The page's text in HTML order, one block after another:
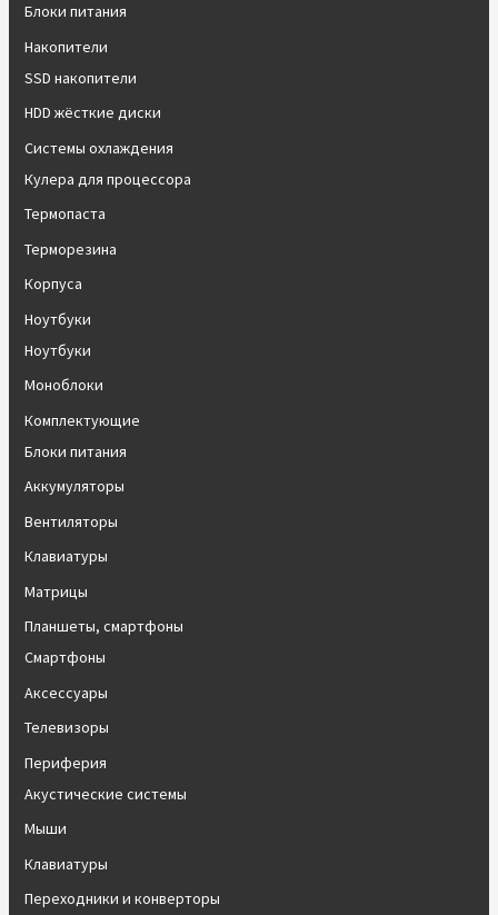
Блоки питания
Накопители
SSD накопители
HDD жёсткие диски
Системы охлаждения
Кулера для процессора
Термопаста
Терморезина
Корпуса
Ноутбуки
Ноутбуки
Моноблоки
Комплектующие
Блоки питания
Аккумуляторы
Вентиляторы
Клавиатуры
Матрицы
Планшеты, смартфоны
Смартфоны
Аксессуары
Телевизоры
Периферия
Акустические системы
Мыши
Клавиатуры
Переходники и конверторы